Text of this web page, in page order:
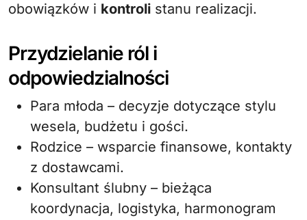
obowiązków i kontroli stanu realizacji.
Przydzielanie ról i
odpowiedzialności
Para młoda – decyzje dotyczące stylu
wesela, budżetu i gości.
Rodzice – wsparcie finansowe, kontakty
z dostawcami.
Konsultant ślubny – bieżąca
koordynacja, logistyka, harmonogram